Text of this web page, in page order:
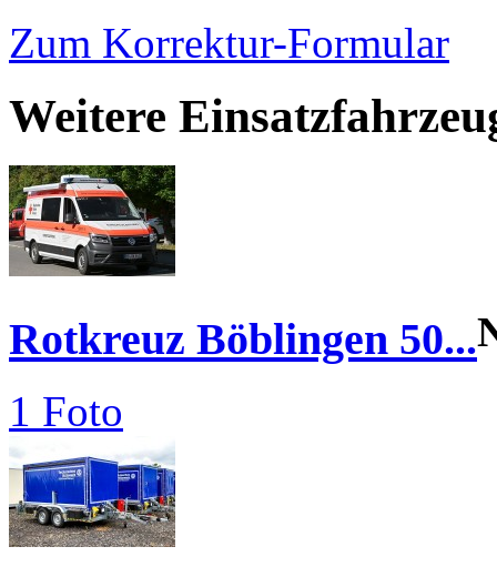
Zum Korrektur-Formular
Weitere
Rotkreuz Böblingen 50...
1 Foto